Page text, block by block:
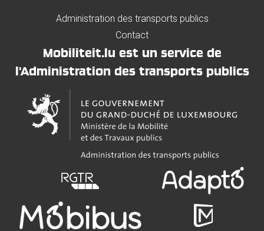
Administration des transports publics
Contact
Mobiliteit.lu est un service de
l'Administration des transports publics